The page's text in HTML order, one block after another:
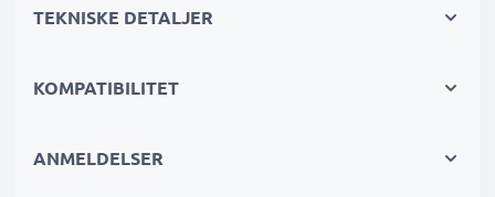
kvalitets opladerkabel
overophednings- og overspændingsbeskyttelse
TEKNISKE DETALJER
KOMPATIBILITET
ANMELDELSER